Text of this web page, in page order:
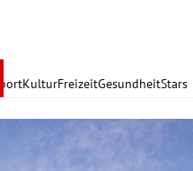
SportKulturFreizeitGesundheitStars